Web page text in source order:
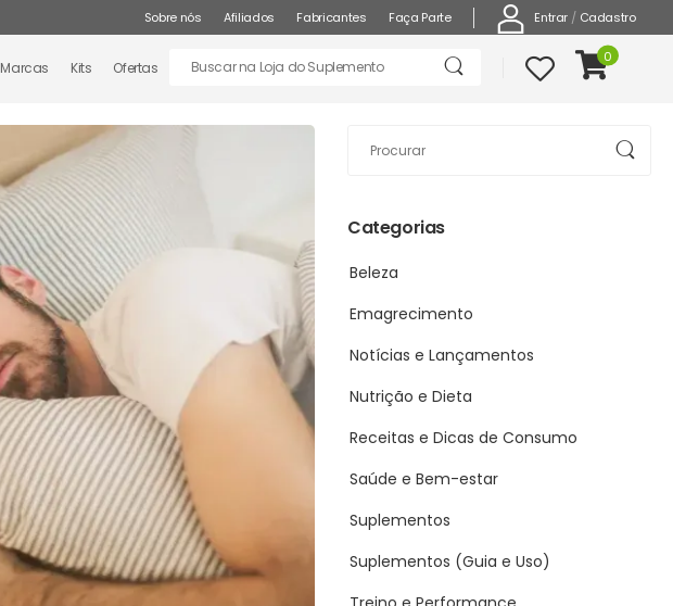
Sobre nós Afiliados Fabricantes Faça Parte Entrar / Cadastro
Marcas Kits Ofertas
0
Categorias
Beleza
Emagrecimento
Notícias e Lançamentos
Nutrição e Dieta
Receitas e Dicas de Consumo
Saúde e Bem-estar
Suplementos
Suplementos (Guia e Uso)